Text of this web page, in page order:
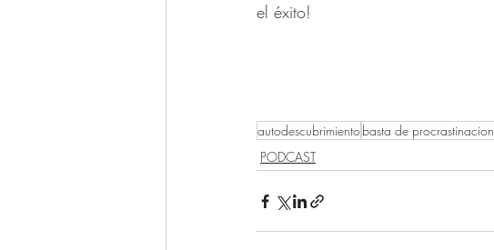
el éxito!
autodescubrimientobasta de procrastinacion
PODCAST